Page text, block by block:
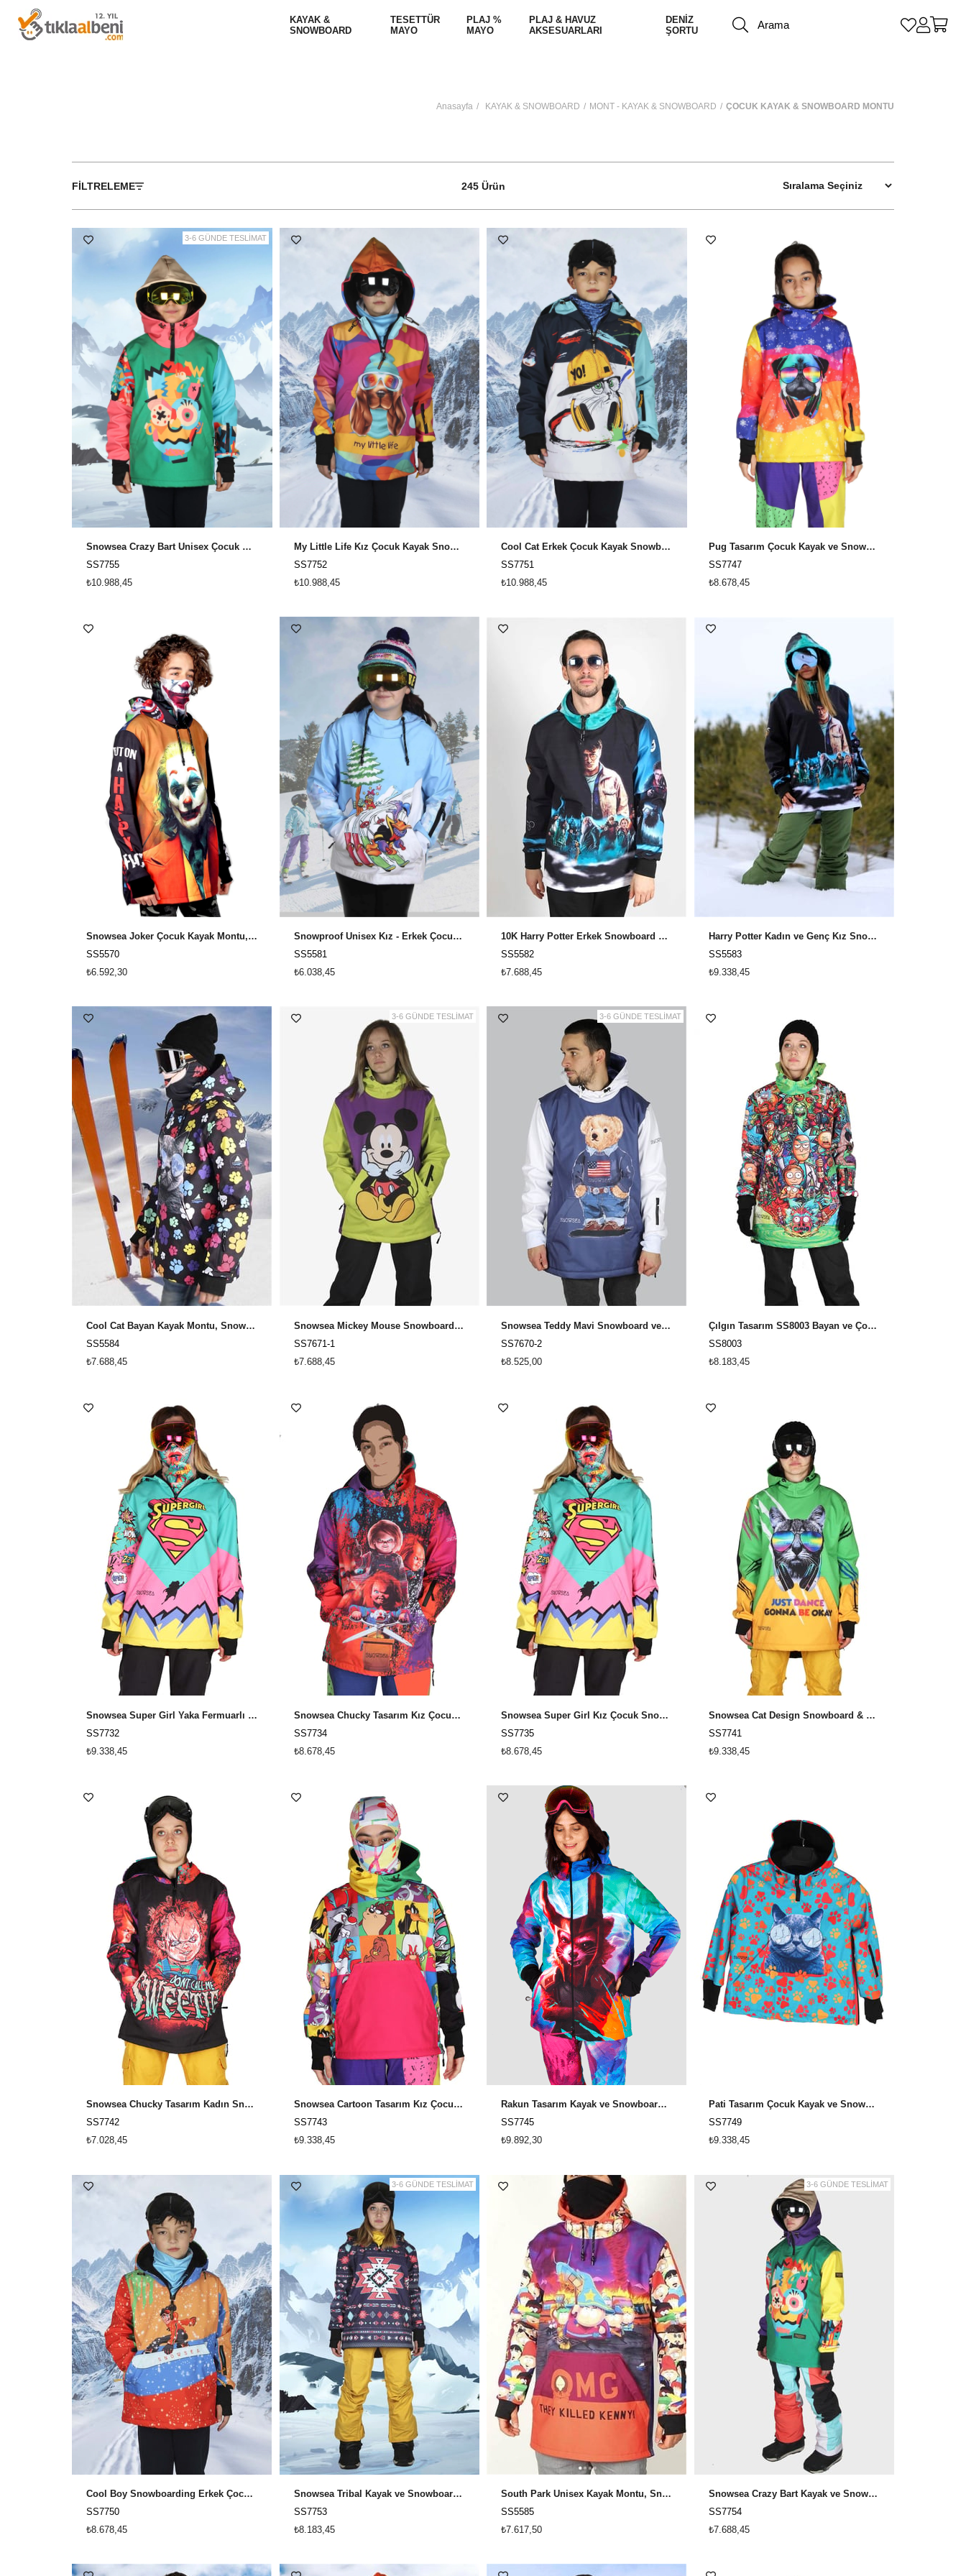
KAYAK &
SNOWBOARD
TESETTÜR
MAYO
PLAJ %
MAYO
PLAJ & HAVUZ
AKSESUARLARI
DENİZ
ŞORTU
Anasayfa KAYAK & SNOWBOARD MONT - KAYAK & SNOWBOARD ÇOCUK KAYAK & SNOWBOARD MONTU
FILTRELEME 245 Ürün
Snowsea Crazy Bart Unisex Çocuk Kayak ve Snowboard, Kar Montu
SS7755
₺10.988,45
3-6 GÜNDE TESLİMAT
My Little Life Kız Çocuk Kayak Snowboard ve Kar Montu / Snowsea SS7752
SS7752
₺10.988,45
Cool Cat Erkek Çocuk Kayak Snowboard ve Kar Montu / Snowsea SS7751
SS7751
₺10.988,45
Pug Tasarım Çocuk Kayak ve Snowboard Montu Snowsea SS7747
SS7747
₺8.678,45
Snowsea Joker Çocuk Kayak Montu, Özel Tasarım Snowboard Montu
SS5570
₺6.592,30
Snowproof Unisex Kız - Erkek Çocuk Snowboard ve Kayak Montu / Snowsea SS5581
SS5581
₺6.038,45
10K Harry Potter Erkek Snowboard ve Kayak Montu / Snowsea SS5582
SS5582
₺7.688,45
Harry Potter Kadın ve Genç Kız Snowboard ve Kayak Montu / Snowsea SS5583
SS5583
₺9.338,45
Cool Cat Bayan Kayak Montu, Snowsea Kadın Snowboard Montu / SS5584
SS5584
₺7.688,45
Snowsea Mickey Mouse Snowboard ve Kayak Montu
SS7671-1
₺7.688,45
3-6 GÜNDE TESLİMAT
Snowsea Teddy Mavi Snowboard ve Kayak Montu
SS7670-2
₺8.525,00
3-6 GÜNDE TESLİMAT
Çılgın Tasarım SS8003 Bayan ve Çocuk Kayak ve Snowboard Montu
SS8003
₺8.183,45
Snowsea Super Girl Yaka Fermuarlı Snowboard & Kayak Montu SS7732
SS7732
₺9.338,45
Snowsea Chucky Tasarım Kız Çocuk Snowboard & Kayak Montu SS7734
SS7734
₺8.678,45
Snowsea Super Girl Kız Çocuk Snowboard & Kayak Montu SS7735
SS7735
₺8.678,45
Snowsea Cat Design Snowboard & Kayak Montu SS7741
SS7741
₺9.338,45
Snowsea Chucky Tasarım Kadın Snowboard & Kayak Montu SS7742
SS7742
₺7.028,45
Snowsea Cartoon Tasarım Kız Çocuk Snowboard & Kayak Montu SS7743
SS7743
₺9.338,45
Rakun Tasarım Kayak ve Snowboard Montu Snowsea SS7745
SS7745
₺9.892,30
Pati Tasarım Çocuk Kayak ve Snowboard Montu Snowsea SS7749
SS7749
₺9.338,45
Cool Boy Snowboarding Erkek Çocuk Snowboard Kar Montu Snowsea SS7750
SS7750
₺8.678,45
Snowsea Tribal Kayak ve Snowboard Kar Montu
SS7753
₺8.183,45
3-6 GÜNDE TESLİMAT
South Park Unisex Kayak Montu, Snowsea Snowboard Montu / SS5585
SS5585
₺7.617,50
Snowsea Crazy Bart Kayak ve Snowboard, Kar Montu
SS7754
₺7.688,45
3-6 GÜNDE TESLİMAT